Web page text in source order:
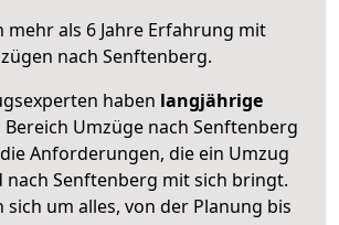
mehr als 6 Jahre Erfahrung mit
nach Senftenberg.
haben langjährige
Bereich Umzüge nach Senftenberg
Anforderungen, die ein Umzug
nach Senftenberg mit sich bringt.
sich um alles, von der Planung bis